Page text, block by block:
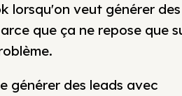
lorsqu'on veut générer
que ça ne repose que
générer des leads avec